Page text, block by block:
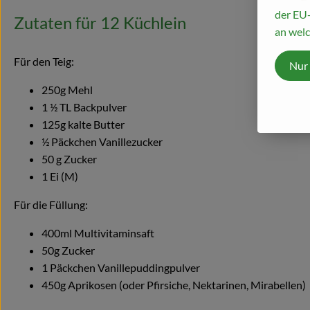
Zutaten für 12 Küchlein
Für den Teig:
250g Mehl
1 ½ TL Backpulver
125g kalte Butter
½ Päckchen Vanillezucker
50 g Zucker
1 Ei (M)
Für die Füllung:
400ml Multivitaminsaft
50g Zucker
1 Päckchen Vanillepuddingpulver
450g Aprikosen (oder Pfirsiche, Nektarinen, Mirabellen)
der
an
Nur